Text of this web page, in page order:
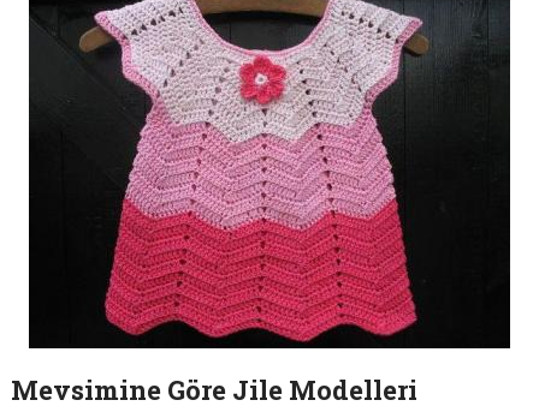
Mevsimine Göre Jile Modelleri